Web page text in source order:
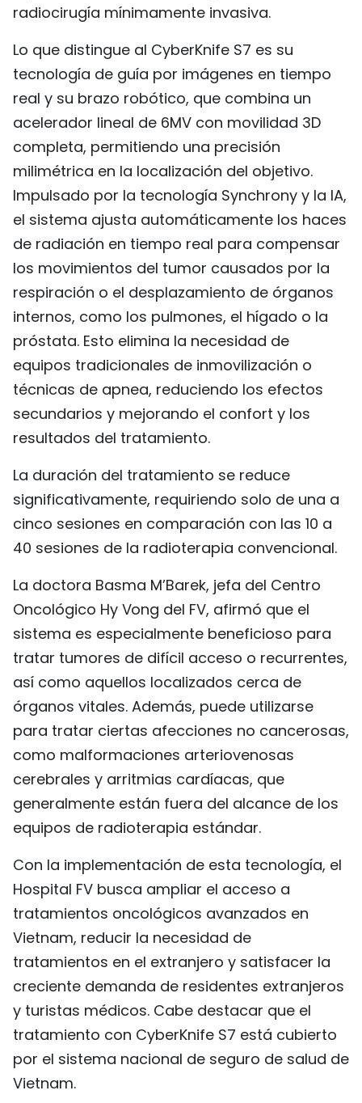
radiocirugía mínimamente invasiva.
Lo que distingue al CyberKnife S7 es su
tecnología de guía por imágenes en tiempo
real y su brazo robótico, que combina un
acelerador lineal de 6MV con movilidad 3D
completa, permitiendo una precisión
milimétrica en la localización del objetivo.
Impulsado por la tecnología Synchrony y la IA,
el sistema ajusta automáticamente los haces
de radiación en tiempo real para compensar
los movimientos del tumor causados por la
respiración o el desplazamiento de órganos
internos, como los pulmones, el hígado o la
próstata. Esto elimina la necesidad de
equipos tradicionales de inmovilización o
técnicas de apnea, reduciendo los efectos
secundarios y mejorando el confort y los
resultados del tratamiento.
La duración del tratamiento se reduce
significativamente, requiriendo solo de una a
cinco sesiones en comparación con las 10 a
40 sesiones de la radioterapia convencional.
La doctora Basma M’Barek, jefa del Centro
Oncológico Hy Vong del FV, afirmó que el
sistema es especialmente beneficioso para
tratar tumores de difícil acceso o recurrentes,
así como aquellos localizados cerca de
órganos vitales. Además, puede utilizarse
para tratar ciertas afecciones no cancerosas,
como malformaciones arteriovenosas
cerebrales y arritmias cardíacas, que
generalmente están fuera del alcance de los
equipos de radioterapia estándar.
Con la implementación de esta tecnología, el
Hospital FV busca ampliar el acceso a
tratamientos oncológicos avanzados en
Vietnam, reducir la necesidad de
tratamientos en el extranjero y satisfacer la
creciente demanda de residentes extranjeros
y turistas médicos. Cabe destacar que el
tratamiento con CyberKnife S7 está cubierto
por el sistema nacional de seguro de salud de
Vietnam.